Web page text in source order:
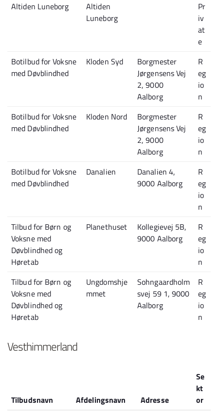
Altiden Luneborg
Altiden
Luneborg
Pr
iv
at
e
Botilbud for Voksne
med Døvblindhed
Kloden Syd
Borgmester
Jørgensens Vej
2, 9000
Aalborg
R
eg
io
n
Botilbud for Voksne
med Døvblindhed
Kloden Nord
Borgmester
Jørgensens Vej
2, 9000
Aalborg
R
eg
io
n
Botilbud for Voksne
med Døvblindhed
Danalien
Danalien 4,
9000 Aalborg
R
eg
io
n
Tilbud for Børn og
Voksne med
Døvblindhed og
Høretab
Planethuset
Kollegievej 5B,
9000 Aalborg
R
eg
io
n
Tilbud for Børn og
Voksne med
Døvblindhed og
Høretab
Ungdomshje
mmet
Sohngaardholm
svej 59 1, 9000
Aalborg
R
eg
io
n
Vesthimmerland
Tilbudsnavn Afdelingsnavn Adresse
Se
kt
or